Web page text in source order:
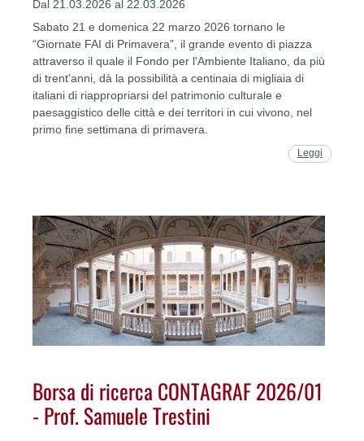
Dal 21.03.2026 al 22.03.2026
Sabato 21 e domenica 22 marzo 2026 tornano le
“Giornate FAI di Primavera”, il grande evento di piazza
attraverso il quale il Fondo per l'Ambiente Italiano, da più
di trent'anni, dà la possibilità a centinaia di migliaia di
italiani di riappropriarsi del patrimonio culturale e
paesaggistico delle città e dei territori in cui vivono, nel
primo fine settimana di primavera.
Leggi
Borsa di ricerca CONTAGRAF 2026/01
- Prof. Samuele Trestini